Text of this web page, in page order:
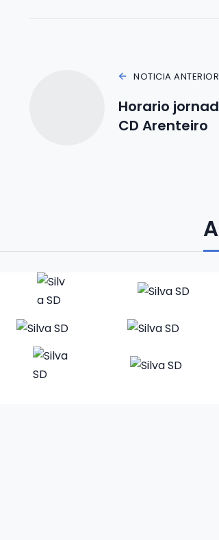
NOTICIA ANTERIOR
Horario
CD Arenteiro